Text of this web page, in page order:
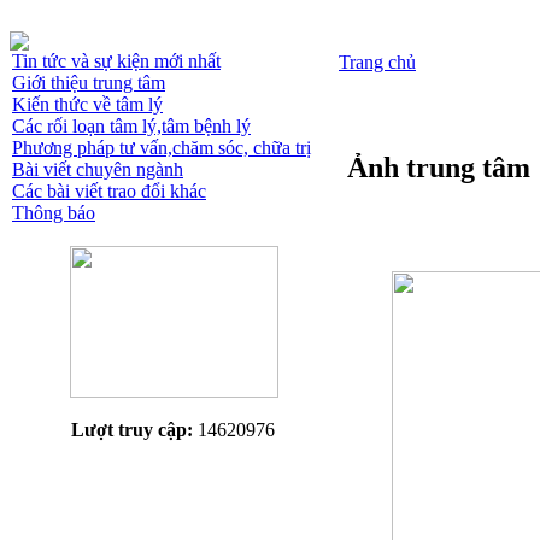
Tin tức và sự kiện mới nhất
Giới thiệu trung tâm
Kiến thức về tâm lý
Các rối loạn tâm lý,tâm bệnh lý
Phương pháp tư vấn,chăm sóc, chữa trị
Bài viết chuyên ngành
Các bài viết trao đổi khác
Thông báo
Lượt truy cập: 14620976
Trang chủ
Ảnh trung tâm